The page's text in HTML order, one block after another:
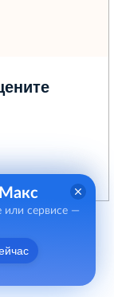
или сервисе —